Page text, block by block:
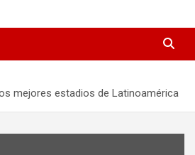
mejores estadios de Latinoamérica